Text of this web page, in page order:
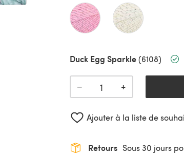
Duck Egg Sparkle(6108)
− +
Ajouter à la liste de
Retours Sous 30 jours